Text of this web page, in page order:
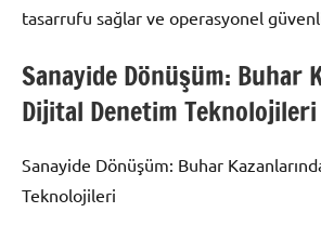
tasarrufu sağlar ve operasyonel
Sanayide Dönüşüm: Buhar
Dijital Denetim Teknolojileri
Sanayide Dönüşüm: Buhar
Teknolojileri